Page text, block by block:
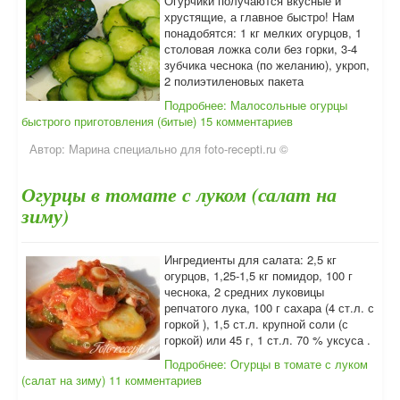
хрустящие, а главное быстро! Нам
понадобятся: 1 кг мелких огурцов, 1
столовая ложка соли без горки, 3-4
зубчика чеснока (по желанию), укроп,
2 полиэтиленовых пакета
Подробнее: Малосольные огурцы
быстрого приготовления (битые) 15 комментариев
Автор: Марина специально для foto-recepti.ru ©
Огурцы в томате с луком (салат на
зиму)
Ингредиенты для салата: 2,5 кг
огурцов, 1,25-1,5 кг помидор, 100 г
чеснока, 2 средних луковицы
репчатого лука, 100 г сахара (4 ст.л. с
горкой ), 1,5 ст.л. крупной соли (с
горкой) или 45 г, 1 ст.л. 70 % уксуса .
Подробнее: Огурцы в томате с луком
(салат на зиму) 11 комментариев